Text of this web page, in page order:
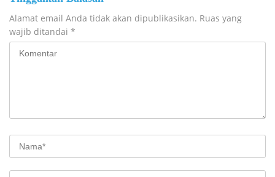
Alamat email Anda tidak akan dipublikasikan. Ruas yang
wajib ditandai *